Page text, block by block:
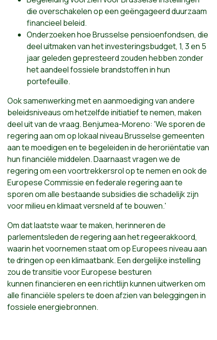
die overschakelen op een geëngageerd duurzaam
financieel beleid.
Onderzoeken hoe Brusselse pensioenfondsen, die
deel uitmaken van het investeringsbudget, 1, 3 en 5
jaar geleden gepresteerd zouden hebben zonder
het aandeel fossiele brandstoffen in hun
portefeuille.
Ook samenwerking met en aanmoediging van andere
beleidsniveaus om hetzelfde initiatief te nemen, maken
deel uit van de vraag. Benjumea-Moreno: 'We sporen de
regering aan om op lokaal niveau Brusselse gemeenten
aan te moedigen en te begeleiden in de heroriëntatie van
hun financiële middelen. Daarnaast vragen we de
regering om een voortrekkersrol op te nemen en ook de
Europese Commissie en federale regering aan te
sporen om alle bestaande subsidies die schadelijk zijn
voor milieu en klimaat versneld af te bouwen.'
Om dat laatste waar te maken, herinneren de
parlementsleden de regering aan het regeerakkoord,
waarin het voornemen staat om op Europees niveau aan
te dringen op een klimaatbank. Een dergelijke instelling
zou de transitie voor Europese besturen
kunnen financieren en een richtlijn kunnen uitwerken om
alle financiële spelers te doen afzien van beleggingen in
fossiele energiebronnen.